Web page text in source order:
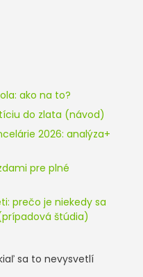
ako na to?
do zlata (návod)
2026: analýza+
pre plné
prečo je niekedy sa
štúdia)
sa to nevysvetlí